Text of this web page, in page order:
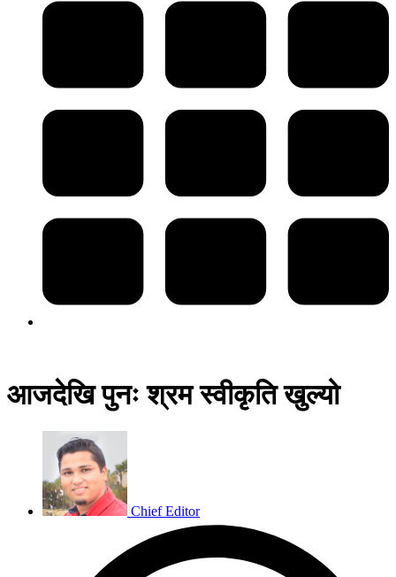
आजदेखि पुनः श्रम स्वीकृति खुल्यो
Chief Editor